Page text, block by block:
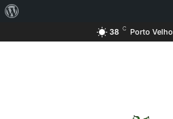
38 C Porto Velho